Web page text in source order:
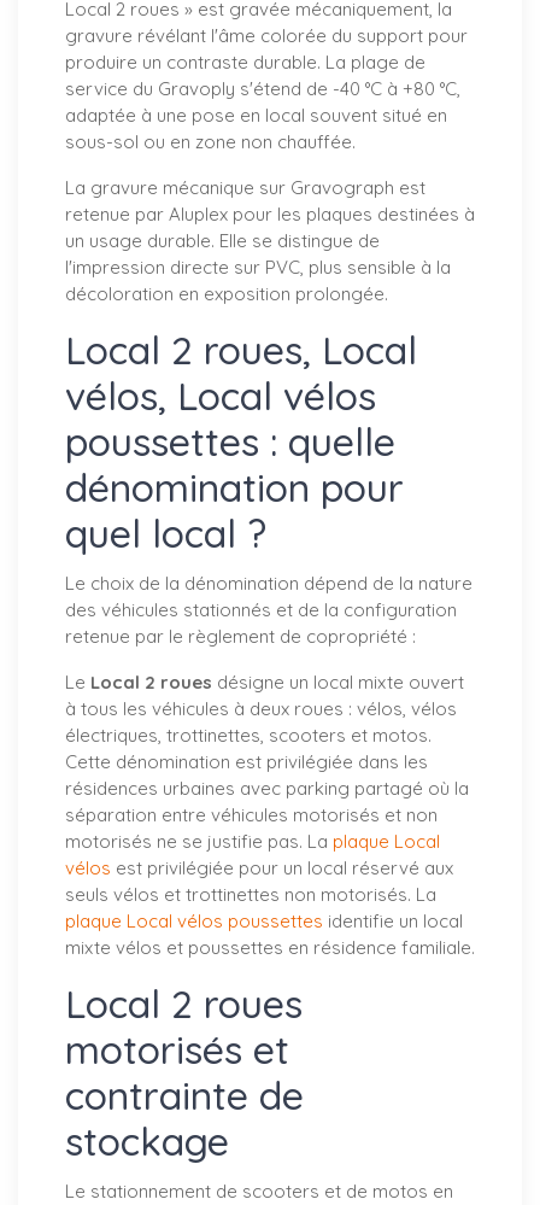
Local 2 roues » est gravée mécaniquement, la
gravure révélant l'âme colorée du support pour
produire un contraste durable. La plage de
service du Gravoply s'étend de -40 °C à +80 °C,
adaptée à une pose en local souvent situé en
sous-sol ou en zone non chauffée.
La gravure mécanique sur Gravograph est
retenue par Aluplex pour les plaques destinées à
un usage durable. Elle se distingue de
l'impression directe sur PVC, plus sensible à la
décoloration en exposition prolongée.
Local 2 roues, Local
vélos, Local vélos
poussettes : quelle
dénomination pour
quel local ?
Le choix de la dénomination dépend de la nature
des véhicules stationnés et de la configuration
retenue par le règlement de copropriété :
Le Local 2 roues désigne un local mixte ouvert
à tous les véhicules à deux roues : vélos, vélos
électriques, trottinettes, scooters et motos.
Cette dénomination est privilégiée dans les
résidences urbaines avec parking partagé où la
séparation entre véhicules motorisés et non
motorisés ne se justifie pas. La plaque Local
vélos est privilégiée pour un local réservé aux
seuls vélos et trottinettes non motorisés. La
plaque Local vélos poussettes identifie un local
mixte vélos et poussettes en résidence familiale.
Local 2 roues
motorisés et
contrainte de
stockage
Le stationnement de scooters et de motos en